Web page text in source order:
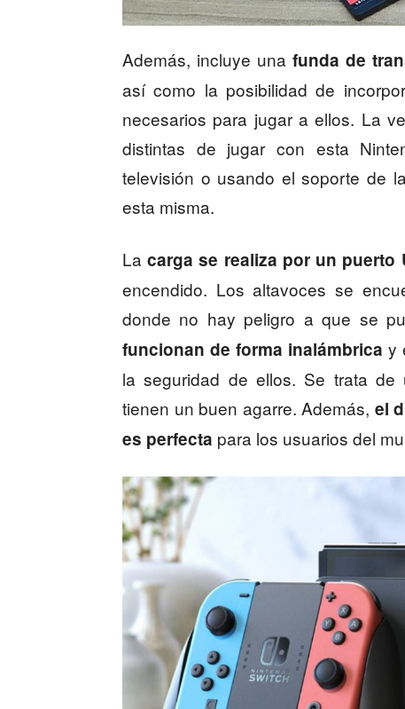
Además, incluye unafunda de
así como la posibilidad de
necesarios para jugar a ellos. La
distintas de jugar con esta
televisión o usando el soporte de
esta misma.
Lacarga se realiza por un puerto
encendido. Los altavoces se
donde no hay peligro a que se
funcionan de forma inalámbrica y
la seguridad de ellos. Se trata de
tienen un buen agarre. Además, el
es perfecta para los usuarios del